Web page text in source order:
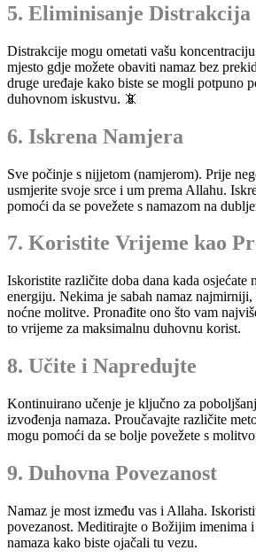
5. Eliminisanje Distrakcija
Distrakcije mogu ometati vašu
mjesto gdje možete obaviti namaz bez
druge uređaje kako biste se mogli potpuno
duhovnom iskustvu. 📵
6. Iskrena Namjera
Sve počinje s nijjetom (namjerom). Prije
usmjerite svoje srce i um prema Allahu.
pomoći da se povežete s namazom na
7. Koristite Vrijeme kao
Iskoristite različite doba dana kada osjećate
energiju. Nekima je sabah namaz
noćne molitve. Pronađite ono što vam
to vrijeme za maksimalnu duhovnu korist.
8. Učite i Napredujte
Kontinuirano učenje je ključno za
izvođenja namaza. Proučavajte različite
mogu pomoći da se bolje povežete s
9. Duhovna Povezanost
Namaz je most između vas i Allaha.
povezanost. Meditirajte o Božijim imenima
namaza kako biste ojačali tu vezu.